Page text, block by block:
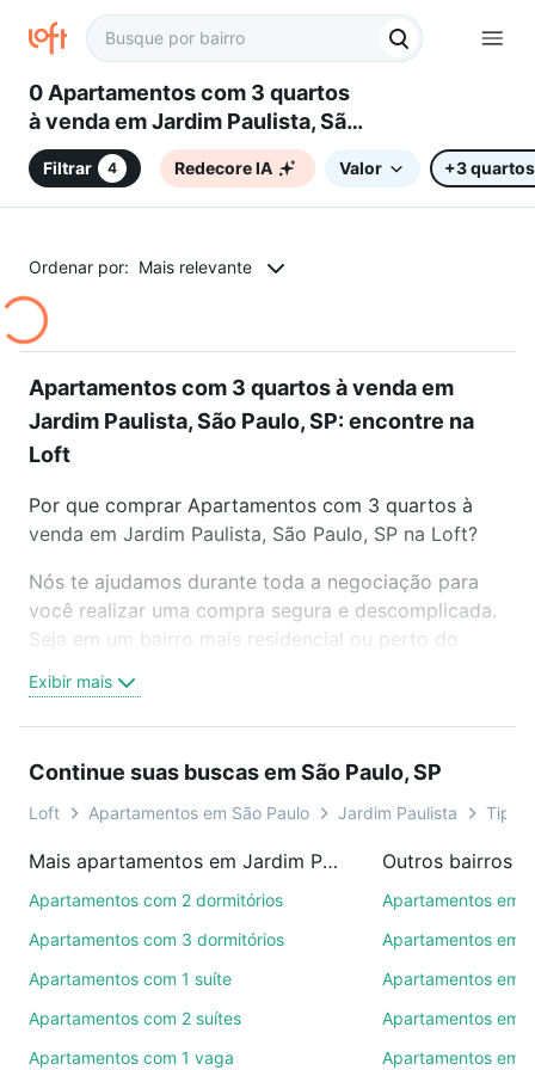
0 Apartamentos com 3 quartos
à venda em Jardim Paulista, São
Paulo, SP
Filtrar 4 Redecore IA Valor +3 quartos
Ordenar por: Mais relevante
Apartamentos com 3 quartos à venda em
Jardim Paulista, São Paulo, SP: encontre na
Loft
Por que comprar Apartamentos com 3 quartos à
venda em Jardim Paulista, São Paulo, SP na Loft?
Nós te ajudamos durante toda a negociação para
você realizar uma compra segura e descomplicada.
Seja em um bairro mais residencial ou perto do
oferta ideal de Apartamentos com 3 quartos à
venda em Jardim Paulista, São Paulo, SP para
ou por videochamada, é grátis, sem compromisso e
você ainda conta com mais de 46 mil corretores e
de imóveis.
Como escolher um imóvel?
ruas, bairros e até condomínios favoritos. Você
também pode usar os filtros como quantidade de
quartos, suítes, com ou sem vaga de garagem para
Exibir mais
Continue suas buscas em São Paulo, SP
Loft Apartamentos em São Paulo Jardim Paulista Tipo
Mais apartamentos em Jardim Paulista
Apartamentos com 2 dormitórios
Apartamentos com 3 dormitórios
Apartamentos com 1 suíte
Apartamentos com 2 suítes
Apartamentos com 1 vaga
Outros bairros
Apartamentos em
Apartamentos em
Apartamentos em
Apartamentos em
Apartamentos em